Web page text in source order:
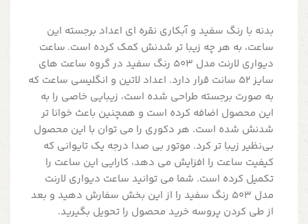
بدنه با رنگ سفید و آبکاری نقره ای اعداد برجسته این
ساعت، به هر چه زیبا تر شدنش کمک کرده است. ساعت
دیواری لارنت مدل 503 رنگ سفید در گروه ساعت های
سایز 52 سانت قرار دارد. اعداد لاتین و انگلیسی ساعت که
به صورت برجسته طراحی شده است، زیبایی خاصی را به
این محصول اضافه کرده است و همچنین باعث خوانا تر
شدنش شده است. هر دکوری را می توان با این محصول
بی‌نظیر زیبا تر کرد. موتور بی صدا درجه یک تایوانی که
کیفیت ساعت را افزایش می دهد، کارایی این ساعت را
تکمیل کرده است. شما می توانید ساعت دیواری لارنت
مدل 503 رنگ سفید را از این بخش سفارش دهید و بعد
از طی کردن پروسه خرید محصول را تحویل بگیرید.